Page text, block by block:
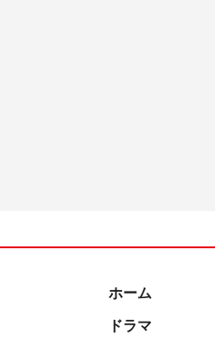
ホーム
ドラマ